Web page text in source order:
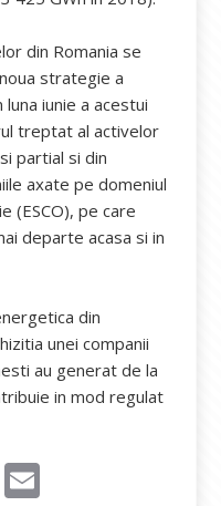
din Romania se
strategie a
iunie a acestui
treptat al activelor
partial si din
axate pe domeniul
(ESCO), pe care
departe acasa si in
din
unei companii
au generat de la
in mod regulat
T